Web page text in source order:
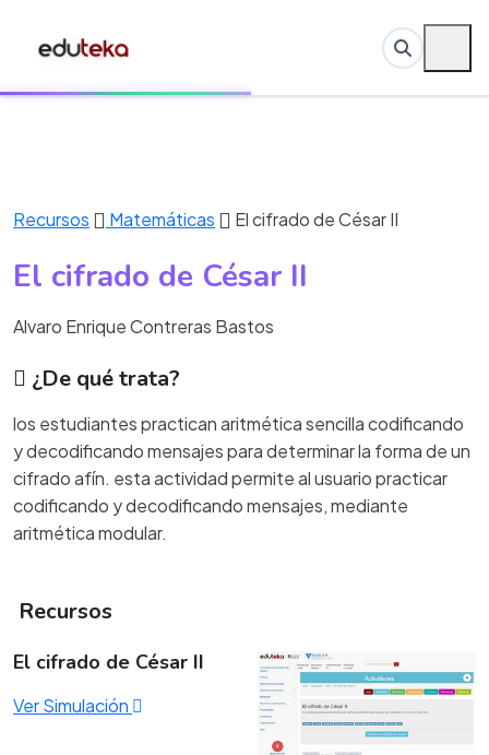
Recursos Matemáticas El cifrado de César II
El cifrado de César II
Alvaro Enrique Contreras Bastos
¿De qué trata?
los estudiantes practican aritmética sencilla codificando
y decodificando mensajes para determinar la forma de un
cifrado afín. esta actividad permite al usuario practicar
codificando y decodificando mensajes, mediante
aritmética modular.
Recursos
El cifrado de César II
Ver Simulación